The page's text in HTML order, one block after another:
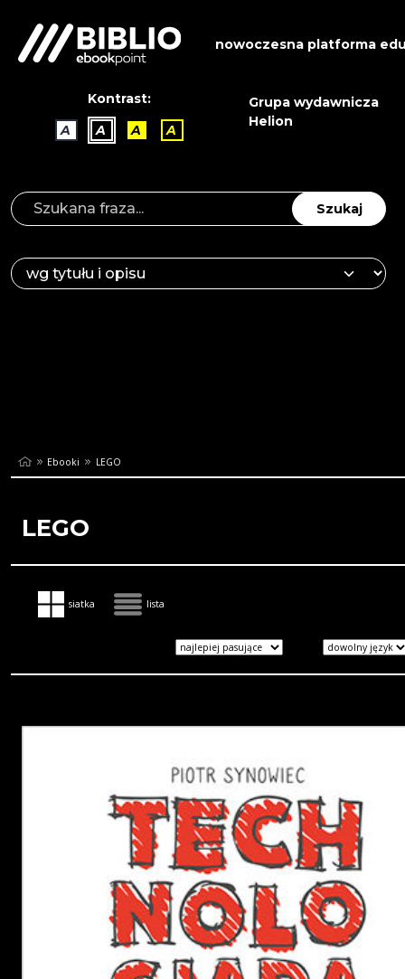
nowoczesna platforma
Kontrast:
A
A A A
Grupa wydawnicza
Helion
Szukaj
Ebooki LEGO
LEGO
siatka lista